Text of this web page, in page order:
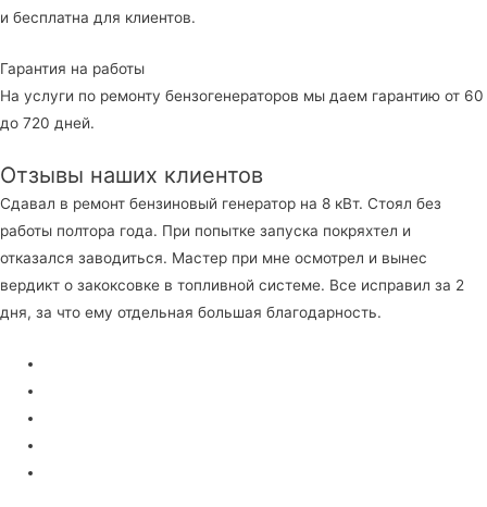
и бесплатна для клиентов.
Гарантия на работы
На услуги по ремонту бензогенераторов мы даем гарантию от 60
до 720 дней.
Отзывы наших клиентов
Сдавал в ремонт бензиновый генератор на 8 кВт. Стоял без
работы полтора года. При попытке запуска покряхтел и
отказался заводиться. Мастер при мне осмотрел и вынес
вердикт о закоксовке в топливной системе. Все исправил за 2
дня, за что ему отдельная большая благодарность.